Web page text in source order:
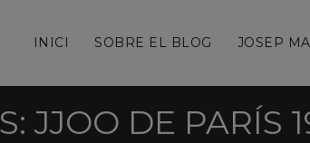
INICI SOBRE EL BLOG JOSEP
JJOO DE PARÍS